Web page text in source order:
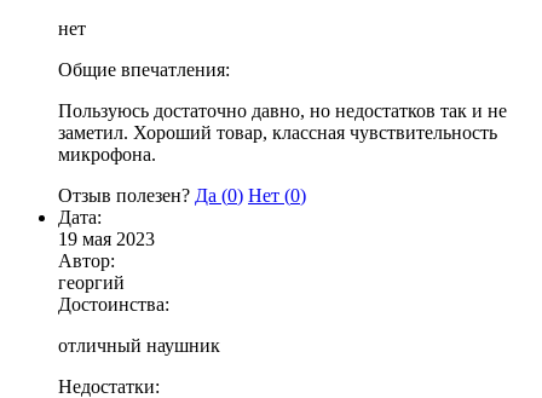
нет
Общие впечатления:
Пользуюсь достаточно давно, но недостатков так и не
заметил. Хороший товар, классная чувствительность
микрофона.
Отзыв полезен? Да (0) Нет (0)
Дата:
19 мая 2023
Автор:
георгий
Достоинства:
отличный наушник
Недостатки: